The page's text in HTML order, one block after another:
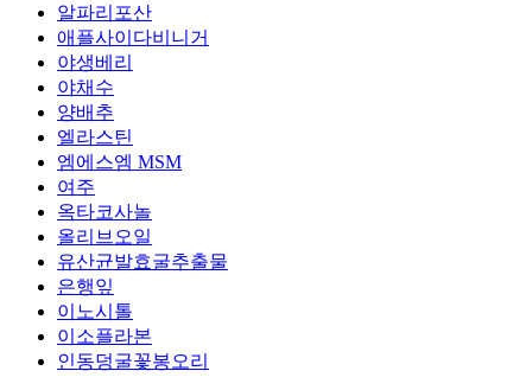
알파리포산
애플사이다비니거
야생베리
야채수
양배추
엘라스틴
엠에스엠 MSM
여주
옥타코사놀
올리브오일
유산균발효굴추출물
은행잎
이노시톨
이소플라본
인동덩굴꽃봉오리